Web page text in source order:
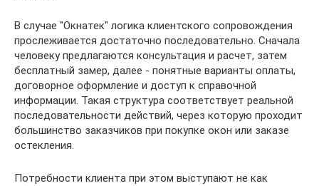
В случае "Окнатек" логика клиентского сопровождения
прослеживается достаточно последовательно. Сначала
человеку предлагаются консультация и расчет, затем
бесплатный замер, далее - понятные варианты оплаты,
договорное оформление и доступ к справочной
информации. Такая структура соответствует реальной
последовательности действий, через которую проходит
большинство заказчиков при покупке окон или заказе
остекления.
Потребности клиента при этом выступают не как